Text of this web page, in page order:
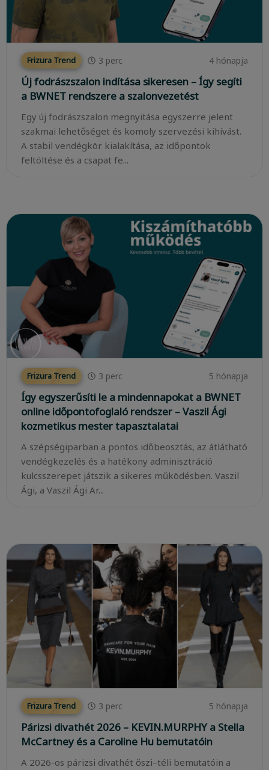
Frizura Trend 3 perc 4 hónapja
Új fodrászszalon indítása sikeresen – Így segíti
a BWNET rendszere a szalonvezetést
Egy új fodrászszalon megnyitása egyszerre jelent
szakmai lehetőséget és komoly szervezési kihívást.
A stabil vendégkör kialakítása, az időpontok
feltöltése és a csapat fe...
Frizura Trend 3 perc 5 hónapja
Így egyszerűsíti le a mindennapokat a BWNET
online időpontofoglaló rendszer – Vaszil Ági
kozmetikus mester tapasztalatai
A szépségiparban a pontos időbeosztás, az átlátható
vendégkezelés és a hatékony adminisztráció
kulcsszerepet játszik a sikeres működésben. Vaszil
Ági, a Vaszil Ági Ar...
Frizura Trend 3 perc 5 hónapja
Párizsi divathét 2026 – KEVIN.MURPHY a Stella
McCartney és a Caroline Hu bemutatóin
A 2026-os párizsi divathét őszi–téli bemutatóin a